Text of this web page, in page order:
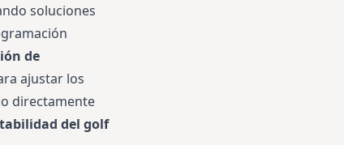
soluciones
de
ajustar los
directamente
del golf